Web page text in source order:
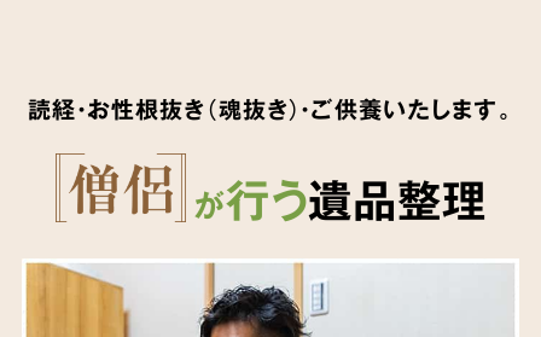
が行う遺品整理
読経・お性根抜き（魂抜き）・ご供養いたします。